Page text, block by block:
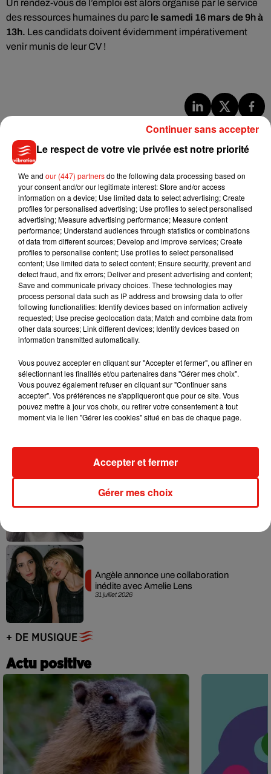
Un rendez-vous de l’emploi est alors organisé par le service
des ressources humaines du parc le samedi 16 mars de 9h à
13h. Les candidats doivent évidemment impérativement
venir munis de leur CV !
5 août 2026
Becky G sur son nouveau single
4 août 2026
Tiny Desk invite Charlie Puth pour une
live session solaire
Ariana Grande prendra une pause après
sa tournée mondiale
Grand Corps Malade emmène Styleto
en road-trip dans son nouveau clip
Ariana Grande se libère dans son nouvel
album « Petals »
31 juillet 2026
Angèle annonce une collaboration
inédite avec Amelie Lens
+ DE MUSIQUE
Actu positive
Le respect de votre vie privée est notre priorité
We and our (447) partnersdo the following data processing based on
your consent and/or our legitimate interest: Store and/or access
information on a device; Use limited data to select advertising; Create
profiles for personalised advertising; Use profiles to select personalised
advertising; Measure advertising performance; Measure content
performance; Understand audiences through statistics or combinations
of data from different sources; Develop and improve services; Create
profiles to personalise content; Use profiles to select personalised
content; Use limited data to select content; Ensure security, prevent and
detect fraud, and fix errors; Deliver and present advertising and content;
Save and communicate privacy choices. These technologies may
process personal data such as IP address and browsing data to offer
following functionalities: Identify devices based on information actively
requested; Use precise geolocation data; Match and combine data from
other data sources; Link different devices; Identify devices based on
information transmitted automatically.
Vous pouvez accepter en cliquant sur "Accepter et fermer", ou affiner en
sélectionnant les finalités et/ou partenaires dans "Gérer mes choix".
Vous pouvez également refuser en cliquant sur "Continuer sans
accepter". Vos préférences ne s'appliqueront que pour ce site. Vous
pouvez mettre à jour vos choix, ou retirer votre consentement à tout
moment via le lien "Gérer les cookies" situé en bas de chaque page.
Gérer mes choix
Accepter et fermer
Continuer sans accepter